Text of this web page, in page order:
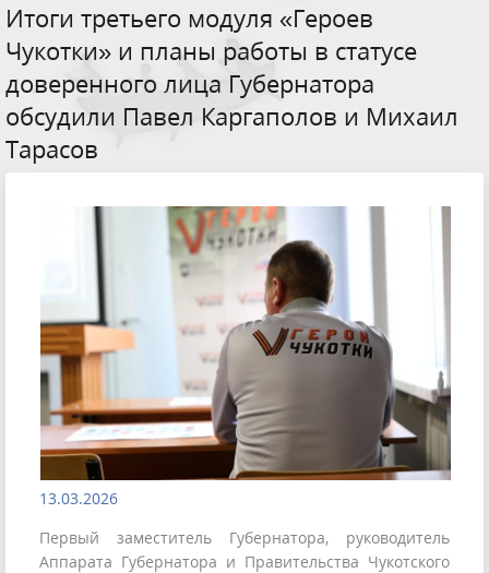
Итоги третьего модуля «Героев
Чукотки» и планы работы в статусе
доверенного лица Губернатора
обсудили Павел Каргаполов и Михаил
Тарасов
13.03.2026
Первый заместитель Губернатора, руководитель
Аппарата Губернатора и Правительства Чукотского